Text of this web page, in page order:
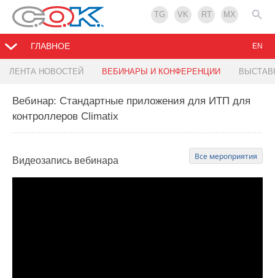
TG VK RT MX
ГЛАВНОЕ
ЛЕНТА НОВОСТЕЙ ВЕБИНАРЫ И КОНФЕРЕНЦИИ
EN
Вебинар: Стандартные приложения для ИТП для
контроллеров Climatix
Все мероприятия
Видеозапись вебинара